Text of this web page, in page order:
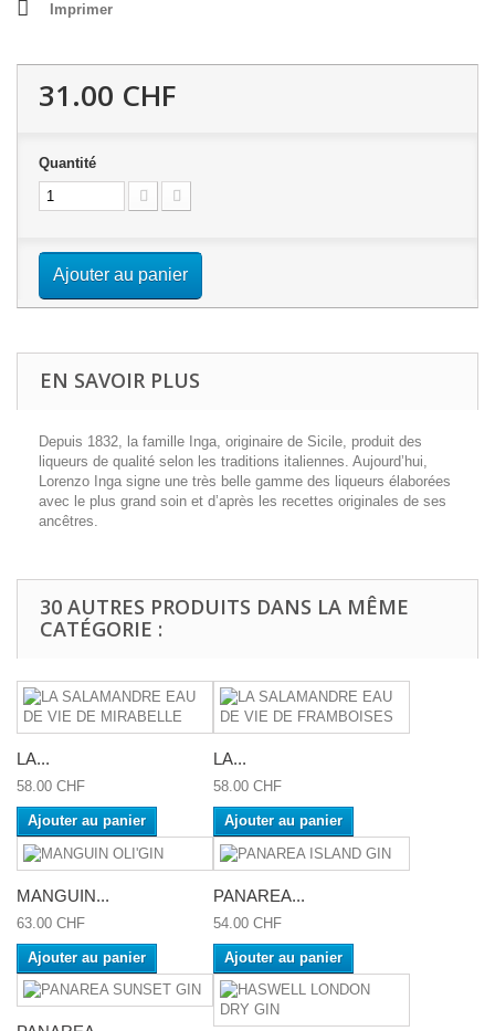
Imprimer
31.00 CHF
Quantité
Ajouter au panier
EN SAVOIR PLUS
Depuis 1832, la famille Inga, originaire de Sicile, produit des
liqueurs de qualité selon les traditions italiennes. Aujourd’hui,
Lorenzo Inga signe une très belle gamme des liqueurs élaborées
avec le plus grand soin et d’après les recettes originales de ses
ancêtres.
30 AUTRES PRODUITS DANS LA MÊME
CATÉGORIE :
LA...
58.00 CHF
Ajouter au panier
LA...
58.00 CHF
Ajouter au panier
MANGUIN...
63.00 CHF
Ajouter au panier
PANAREA...
54.00 CHF
Ajouter au panier